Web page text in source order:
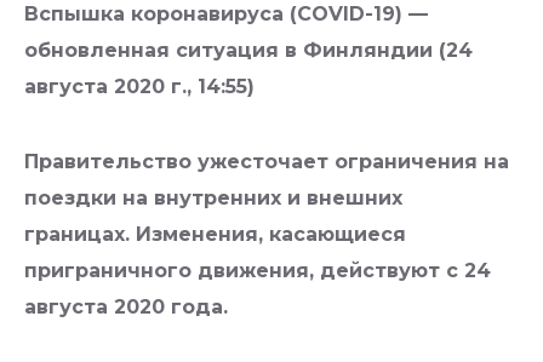
Вспышка коронавируса (COVID-19) —
обновленная ситуация в Финляндии (24
августа 2020 г., 14:55)
Правительство ужесточает ограничения на
поездки на внутренних и внешних
границах. Изменения, касающиеся
приграничного движения, действуют с 24
августа 2020 года.